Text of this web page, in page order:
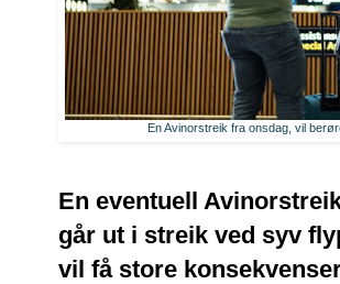
En Avinorstreik fra onsdag, vil
En eventuell
går ut i streik ved syv
vil få store